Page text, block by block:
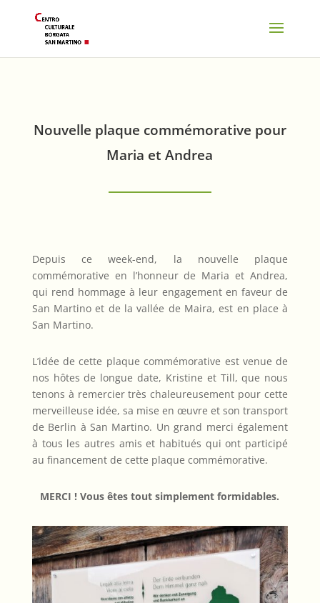
Nouvelle plaque commémorative pour
Maria et Andrea
Depuis ce week-end, la nouvelle plaque
commémorative en l’honneur de Maria et Andrea,
qui rend hommage à leur engagement en faveur de
San Martino et de la vallée de Maira, est en place à
San Martino.
L’idée de cette plaque commémorative est venue de
nos hôtes de longue date, Kristine et Till, que nous
tenons à remercier très chaleureusement pour cette
merveilleuse idée, sa mise en œuvre et son transport
de Berlin à San Martino. Un grand merci également
à tous les autres amis et habitués qui ont participé
au financement de cette plaque commémorative.
MERCI ! Vous êtes tout simplement formidables.